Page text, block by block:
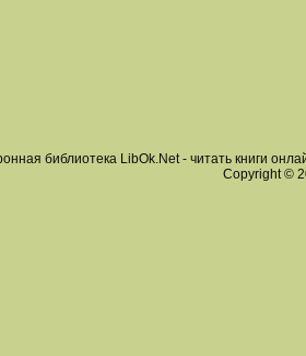
библиотека LibOk.Net - читать книги
Copyright ©